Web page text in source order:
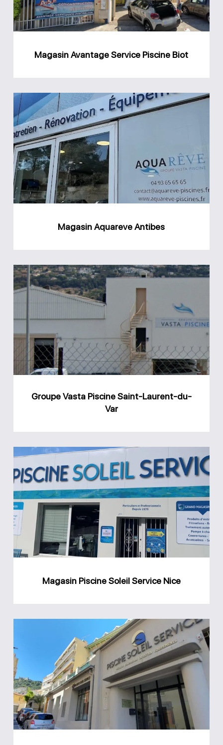
Magasin Avantage Service Piscine Biot
Magasin
Aquareve
Antibes
Magasin Aquareve Antibes
Groupe
Saint-
Laurent-
du-
Var
Groupe Vasta Piscine Saint-Laurent-du-
Var
Piscine
Soleil
Service
Nice
Magasin Piscine Soleil Service Nice
Magasin
Piscine
Soleil
Service
Villefranche-
sur-